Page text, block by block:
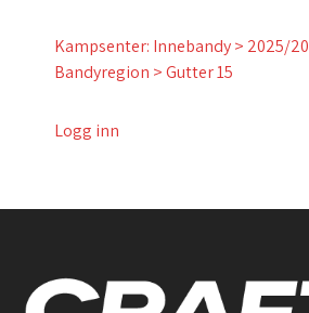
Kampsenter: Innebandy > 2025/
Bandyregion > Gutter 15
Logg inn